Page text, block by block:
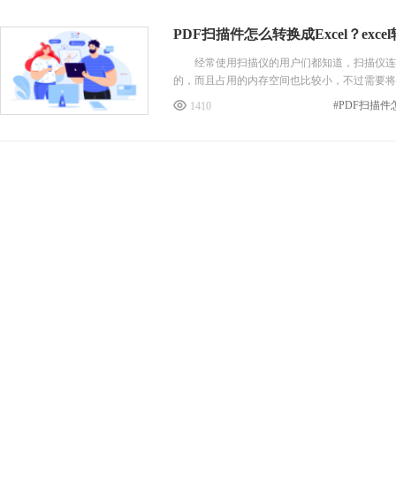
PDF扫描件怎么转换成Excel？
经常使用扫描仪的用户们都知道，扫描仪连
的，而且占用的内存空间也比较小，不过需要
1410